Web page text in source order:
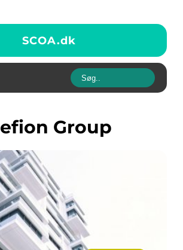
SCOA.dk
Gefion Group